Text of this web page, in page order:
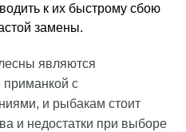
к их быстрому сбою
замены.
являются
приманкой с
и рыбакам стоит
и недостатки при выборе